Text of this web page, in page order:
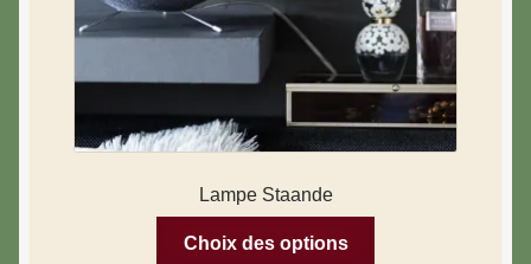
Lampe Staande
Choix des options